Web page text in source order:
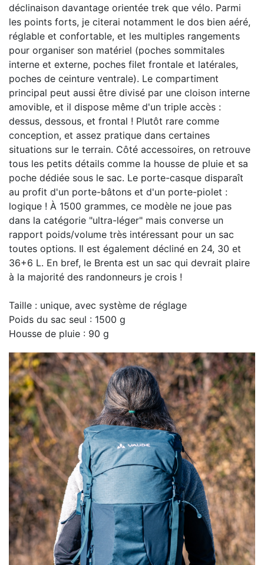
déclinaison davantage orientée trek que vélo. Parmi
les points forts, je citerai notamment le dos bien aéré,
réglable et confortable, et les multiples rangements
pour organiser son matériel (poches sommitales
interne et externe, poches filet frontale et latérales,
poches de ceinture ventrale). Le compartiment
principal peut aussi être divisé par une cloison interne
amovible, et il dispose même d'un triple accès :
dessus, dessous, et frontal ! Plutôt rare comme
conception, et assez pratique dans certaines
situations sur le terrain. Côté accessoires, on retrouve
tous les petits détails comme la housse de pluie et sa
poche dédiée sous le sac. Le porte-casque disparaît
au profit d'un porte-bâtons et d'un porte-piolet :
logique ! À 1500 grammes, ce modèle ne joue pas
dans la catégorie "ultra-léger" mais converse un
rapport poids/volume très intéressant pour un sac
toutes options. Il est également décliné en 24, 30 et
36+6 L. En bref, le Brenta est un sac qui devrait plaire
à la majorité des randonneurs je crois !
Taille : unique, avec système de réglage
Poids du sac seul : 1500 g
Housse de pluie : 90 g